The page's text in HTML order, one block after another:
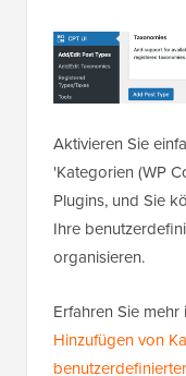
Aktivieren Sie
'Kategorien (WP
Plugins, und Sie
Ihre
organisieren.
Erfahren Sie
Hinzufügen von